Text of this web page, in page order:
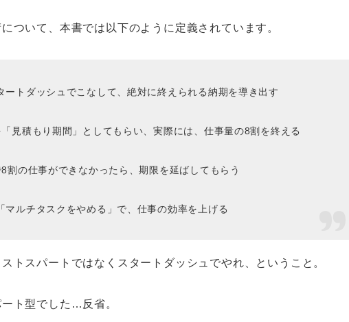
ついて、本書では以下のように定義されています。
ートダッシュでこなして、絶対に終えられる納期を導き出す
「見積もり期間」としてもらい、実際には、仕事量の8割を終える
割の仕事ができなかったら、期限を延ばしてもらう
マルチタスクをやめる」で、仕事の効率を上げる
トスパートではなくスタートダッシュでやれ、ということ。
ト型でした…反省。